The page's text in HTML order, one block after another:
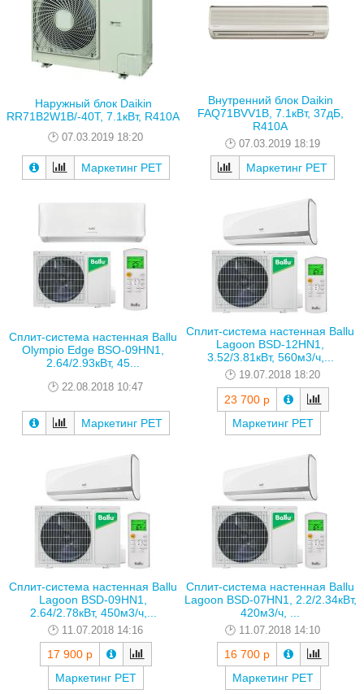
Наружный блок Daikin
RR71B2W1B/-40T, 7.1кВт, R410A
07.03.2019 18:20
Маркетинг РЕТ
Внутренний блок Daikin
FAQ71BVV1B, 7.1кВт, 37дБ,
R410A
07.03.2019 18:19
Маркетинг РЕТ
Сплит-система настенная Ballu
Olympio Edge BSO-09HN1,
2.64/2.93кВт, 45...
22.08.2018 10:47
Маркетинг РЕТ
Сплит-система настенная Ballu
Lagoon BSD-12HN1,
3.52/3.81кВт, 560м3/ч,...
19.07.2018 18:20
23 700 р
Маркетинг РЕТ
Сплит-система настенная Ballu
Lagoon BSD-09HN1,
2.64/2.78кВт, 450м3/ч,...
11.07.2018 14:16
17 900 р
Маркетинг РЕТ
Сплит-система настенная Ballu
Lagoon BSD-07HN1, 2.2/2.34кВт,
420м3/ч, ...
11.07.2018 14:10
16 700 р
Маркетинг РЕТ